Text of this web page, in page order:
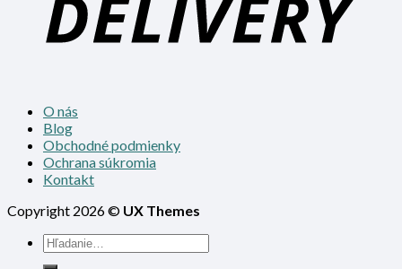
O nás
Blog
Obchodné podmienky
Ochrana súkromia
Kontakt
Copyright 2026 © UX Themes